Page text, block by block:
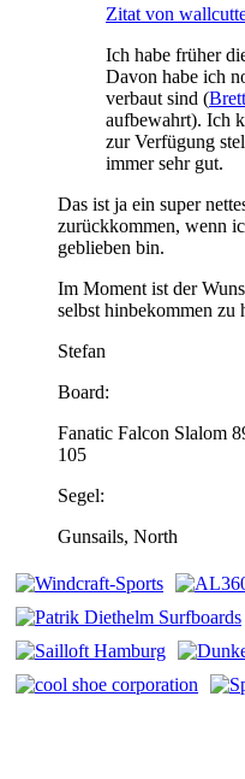
Zitat von
Ich habe früher
Davon habe ich
verbaut sind (Brett
aufbewahrt). Ich
zur Verfügung
immer sehr gut.
Das ist ja ein super
zurückkommen, wenn
geblieben bin.
Im Moment ist der
selbst hinbekommen zu
Stefan
Board:
Fanatic Falcon Slalom
105
Segel:
Gunsails, North